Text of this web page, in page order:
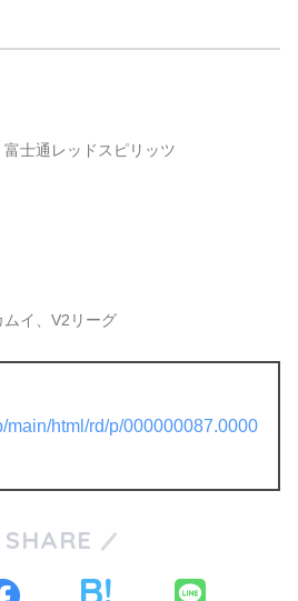
士通レッドスピリッツ
イ、V2リーグ
main/html/rd/p/000000087.0000
SHARE